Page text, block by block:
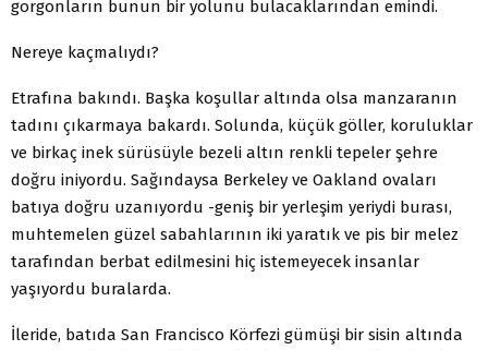
gorgonların bunun bir yolunu bulacaklarından emindi.
Nereye kaçmalıydı?
Etrafına bakındı. Başka koşullar altında olsa manzaranın
tadını çıkarmaya bakardı. Solunda, küçük göller, koruluklar
ve birkaç inek sürüsüyle bezeli altın renkli tepeler şehre
doğru iniyordu. Sağındaysa Berkeley ve Oakland ovaları
batıya doğru uzanıyordu -geniş bir yerleşim yeriydi burası,
muhtemelen güzel sabahlarının iki yaratık ve pis bir melez
tarafından berbat edilmesini hiç istemeyecek insanlar
yaşıyordu buralarda.
İleride, batıda San Francisco Körfezi gümüşi bir sisin altında